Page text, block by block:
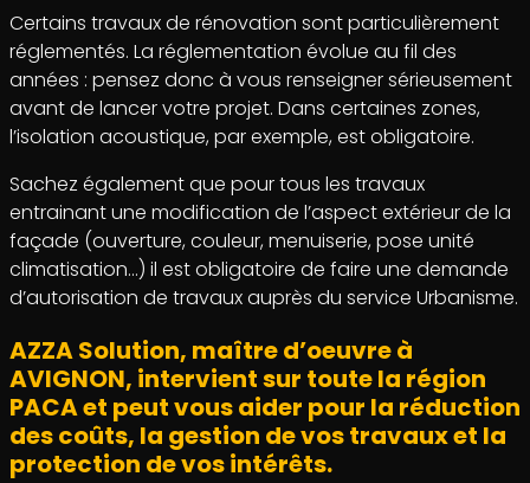
Certains travaux de rénovation sont particulièrement
réglementés. La réglementation évolue au fil des
années : pensez donc à vous renseigner sérieusement
avant de lancer votre projet. Dans certaines zones,
l’isolation acoustique, par exemple, est obligatoire.
Sachez également que pour tous les travaux
entrainant une modification de l’aspect extérieur de la
façade (ouverture, couleur, menuiserie, pose unité
climatisation…) il est obligatoire de faire une demande
d’autorisation de travaux auprès du service Urbanisme.
AZZA Solution, maître d’oeuvre à
AVIGNON, intervient sur toute la région
PACA et peut vous aider pour la réduction
des coûts, la gestion de vos travaux et la
protection de vos intérêts.